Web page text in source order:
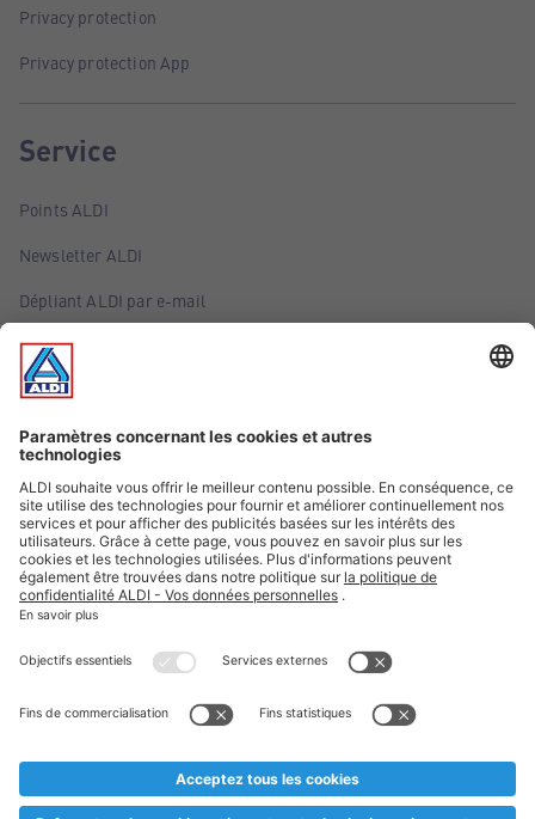
Privacy protection
Privacy protection App
Service
Points ALDI
Newsletter ALDI
Dépliant ALDI par e-mail
Offres
Infos essentielles
Suivez ALDI Belgique
Textes marqués d'un astérisque et mentions légales
* Nous vendons ces articles temporairement et jusqu'à
au cas où, malgré le planning bien étudié, nous serions
prématurément en rupture de stock. Prix Recupel et TVA incl.
** Sur ce site, l’utilisation de la forme masculine a été adoptée